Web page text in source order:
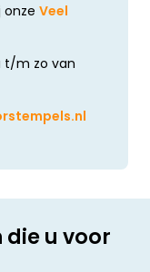
onze Veel
t/m zo van
die u voor